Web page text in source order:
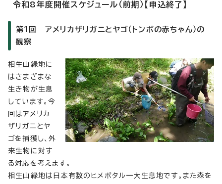
令和8年度開催スケジュール（前期）【申込終了】
第1回 アメリカザリガニとヤゴ（トンボの赤ちゃん）の
観察
相生山緑地に
はさまざまな
生き物が生息
しています。今
回はアメリカ
ザリガニとヤ
ゴを捕獲し、外
来生物に対す
る対応を考えます。
相生山緑地は日本有数のヒメボタル一大生息地です。また森を